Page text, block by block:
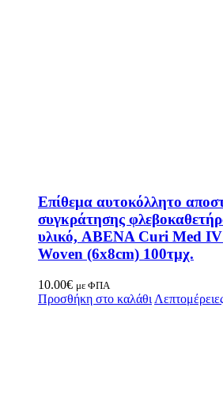
Επίθεμα αυτοκόλλητο
συγκράτησης
υλικό, ABENA Curi Med
Woven (6x8cm) 100τμχ.
10.00€ με ΦΠΑ
Προσθήκη στο καλάθι